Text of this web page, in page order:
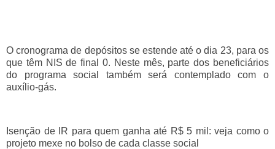
O cronograma de depósitos se estende até o dia 23, para os
que têm NIS de final 0. Neste mês, parte dos beneficiários
do programa social também será contemplado com o
auxílio-gás.
Isenção de IR para quem ganha até R$ 5 mil: veja como o
projeto mexe no bolso de cada classe social